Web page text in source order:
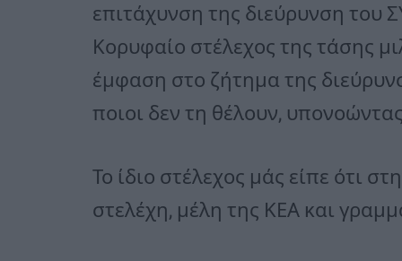
επιτάχυνση της διεύρυνση του
Κορυφαίο στέλεχος της τάσης
έμφαση στο ζήτημα της
ποιοι δεν τη θέλουν,
Το ίδιο στέλεχος μάς είπε ότι
στελέχη, μέλη της ΚΕΑ και